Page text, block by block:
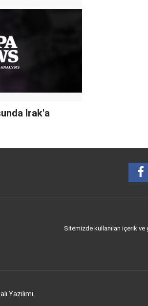
Irak'a
Sitemizde kullanılan içerik ve
Yazılımı